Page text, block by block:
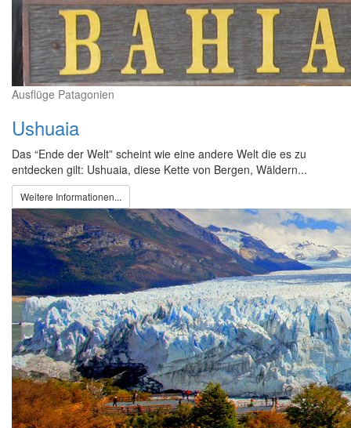
Ausflüge Patagonien
Ushuaia
Das “Ende der Welt” scheint wie eine andere Welt die es zu
entdecken gilt: Ushuaia, diese Kette von Bergen, Wäldern...
Weitere Informationen...